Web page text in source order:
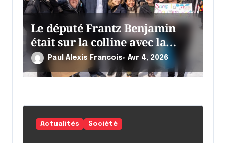
Le député Frantz Benjamin
était sur la colline avec la
chaumine
Paul Alexis Francois Avr 4, 2026
Actualités Société